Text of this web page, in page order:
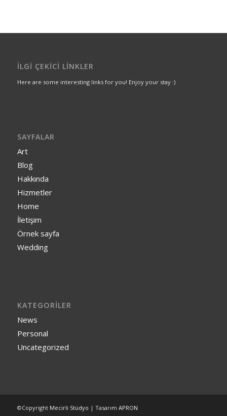
İLGI ÇEKICI LINKLER
Here are some interesting links for you! Enjoy your stay :)
SAYFALAR
Art
Blog
Hakkında
Hizmetler
Home
İletişim
Örnek sayfa
Wedding
KATEGORILER
News
Personal
Uncategorized
©Copyright Mecirli Stüdyo | Tasarım APRON